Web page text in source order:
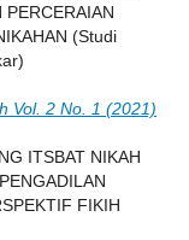
PERCERAIAN
(Studi
Vol. 2 No. 1 (2021)
ITSBAT NIKAH
FIKIH